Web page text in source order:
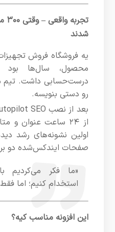
شدند
درست‌حسابی داشت. تیم
رو دستی بنویسه.
از ۲۴ ساعت عنوان
اولین نشونه‌های رشد
صفحات ایندکس‌شده دو
«ما فکر می‌کردیم
استخدام کنیم؛ اما
این افزونه مناسب کیه؟